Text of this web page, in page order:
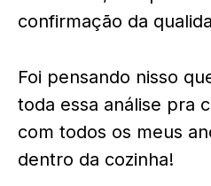
confirmação da
Foi pensando nisso
toda essa análise pra
com todos os meus
dentro da cozinha!